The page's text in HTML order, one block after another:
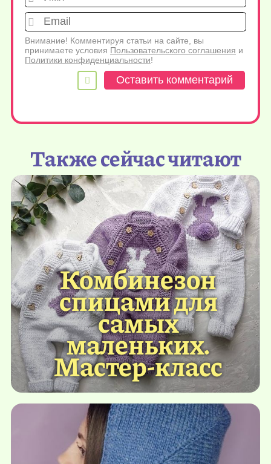
Внимание! Комментируя статьи на сайте, вы
принимаете условия Пользовательского соглашения и
Политики конфиденциальности!
Также сейчас читают
Комбинезон
спицами для
самых
маленьких.
Мастер-класс